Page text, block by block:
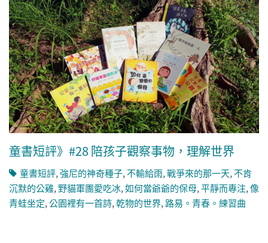
童書短評》#28 陪孩子觀察事物，理解世界
童書短評,強尼的神奇種子,不輸給雨,戰爭來的那一天,不肯
沉默的公雞, 野貓軍團愛吃冰,如何當爺爺的保母,平靜而專注,像
青蛙坐定,公園裡有一首詩,乾物的世界, 路易。青春。練習曲